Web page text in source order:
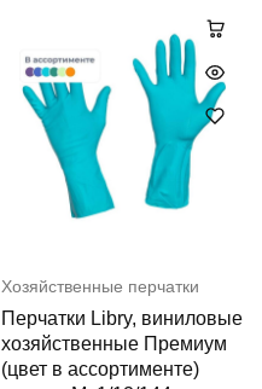
Хозяйственные перчатки
Перчатки Libry, виниловые
хозяйственные Премиум
(цвет в ассортименте)